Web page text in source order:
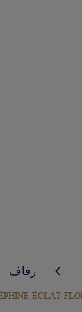
زفاف